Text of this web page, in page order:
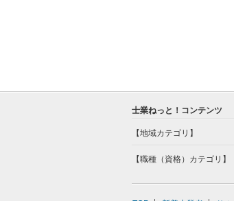
士業ねっと！コンテンツ
【地域カテゴリ】
【職種（資格）カテゴリ】